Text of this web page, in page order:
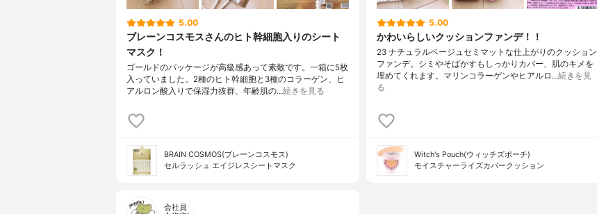
5.00
ブレーンコスモスさんのヒト幹細胞入りのシート
マスク！
ゴールドのパッケージが高級感あって素敵です。一箱に5枚
入っていました。2種のヒト幹細胞と3種のコラーゲン、ヒ
アルロン酸入りで保湿力抜群、年齢肌の…続きを見る
BRAIN COSMOS(ブレーンコスモス)
セルラッシュ エイジレスシートマスク
5.00
かわいらしいクッションファンデ！！
23 ナチュラルベージュセミマットな仕上がりのクッション
ファンデ。シミやそばかすもしっかりカバー、肌のキメを
埋めてくれます。マリンコラーゲンやヒアルロ…続きを見
る
Witch's Pouch(ウィッチズポーチ)
モイスチャーライズカバークッション
会社員